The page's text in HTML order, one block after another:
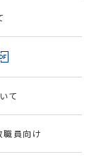
て
職員向け